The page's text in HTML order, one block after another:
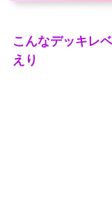
こんなデッキレ
えり